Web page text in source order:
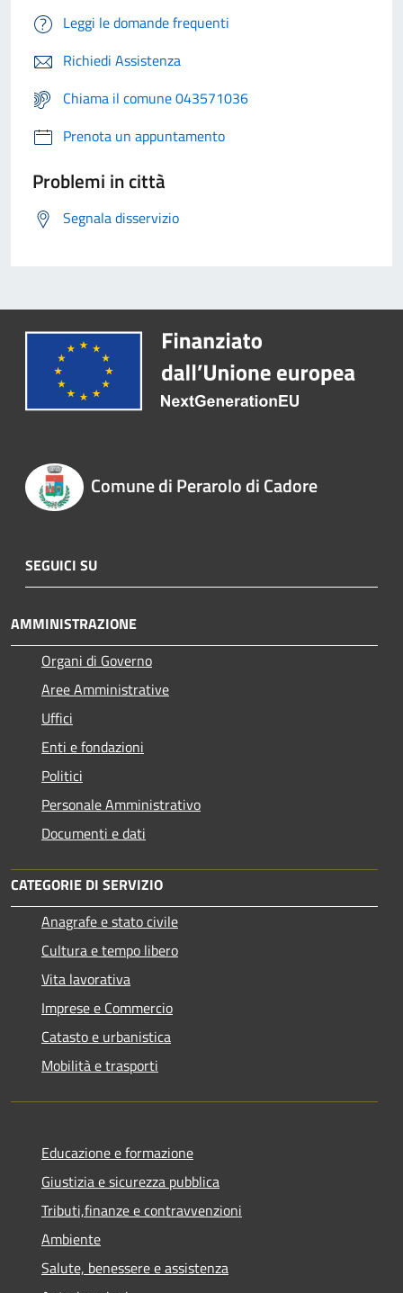
Leggi le domande frequenti
Richiedi Assistenza
Chiama il comune 043571036
Prenota un appuntamento
Problemi in città
Segnala disservizio
Comune di Perarolo di Cadore
SEGUICI SU
AMMINISTRAZIONE
Organi di Governo
Aree Amministrative
Uffici
Enti e fondazioni
Politici
Personale Amministrativo
Documenti e dati
CATEGORIE DI SERVIZIO
Anagrafe e stato civile
Cultura e tempo libero
Vita lavorativa
Imprese e Commercio
Catasto e urbanistica
Mobilità e trasporti
Educazione e formazione
Giustizia e sicurezza pubblica
Tributi,finanze e contravvenzioni
Ambiente
Salute, benessere e assistenza